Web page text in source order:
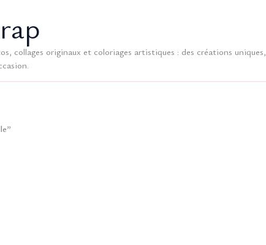
collages originaux et coloriages artistiques : des créations uniques,